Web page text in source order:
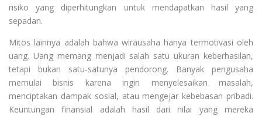
risiko yang diperhitungkan untuk mendapatkan hasil yang
sepadan.
Mitos lainnya adalah bahwa wirausaha hanya termotivasi oleh
uang. Uang memang menjadi salah satu ukuran keberhasilan,
tetapi bukan satu-satunya pendorong. Banyak pengusaha
memulai bisnis karena ingin menyelesaikan masalah,
menciptakan dampak sosial, atau mengejar kebebasan pribadi.
Keuntungan finansial adalah hasil dari nilai yang mereka